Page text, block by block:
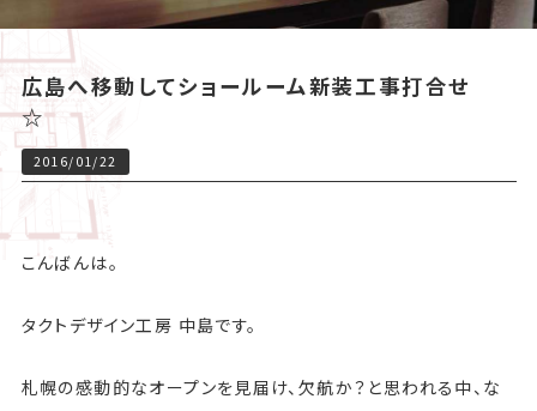
広島へ移動してショールーム新装工事打合せ
☆
2016/01/22
こんばんは。
タクトデザイン工房 中島です。
札幌の感動的なオープンを見届け、欠航か？と思われる中、な